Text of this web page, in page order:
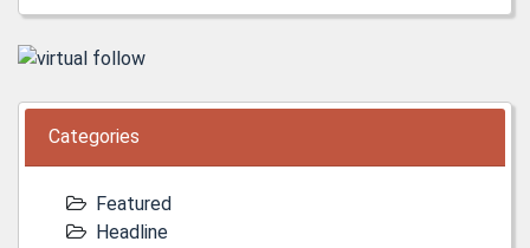
Categories
Featured
Headline